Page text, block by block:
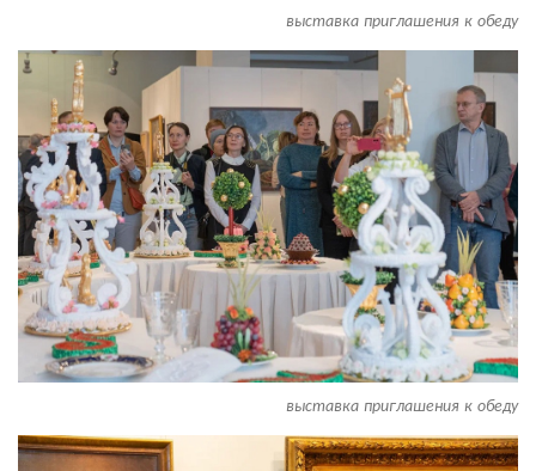
выставка приглашения к обеду
выставка приглашения к обеду